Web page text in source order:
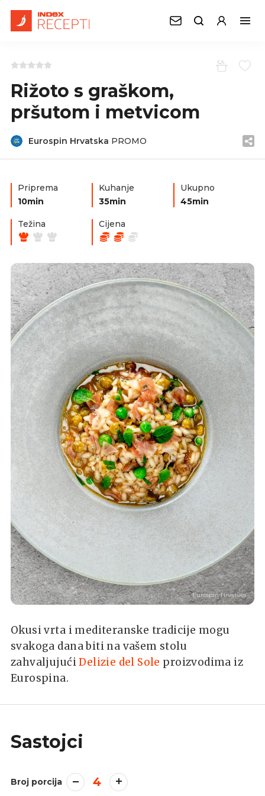
Rižoto s graškom,
pršutom i metvicom
Eurospin Hrvatska PROMO
Priprema
10min
Kuhanje
35min
Ukupno
45min
Težina Cijena
Eurospin Hrvatska
Okusi vrta i mediteranske tradicije mogu
svakoga dana biti na vašem stolu
zahvaljujućiDelizie del Sole proizvodima iz
Eurospina.
Sastojci
Broj porcija 4